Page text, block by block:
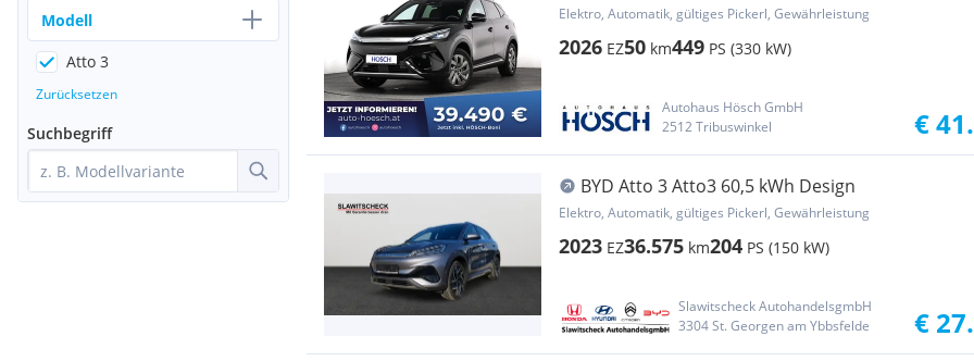
NEUWAGEN LAG...
Elektro, Automatik, gültiges Pickerl, Gewährleistung
2026 EZ50 km449 PS (330 kW)
Autohaus Hösch GmbH
2512 Tribuswinkel
€
BYD Atto 3 Atto3 60,5 kWh Design
Elektro, Automatik, gültiges Pickerl, Gewährleistung
2023 EZ36.575 km204 PS (150 kW)
Slawitscheck AutohandelsgmbH
3304 St. Georgen am Ybbsfelde
€
Modell
Atto 3
Zurücksetzen
Suchbegriff